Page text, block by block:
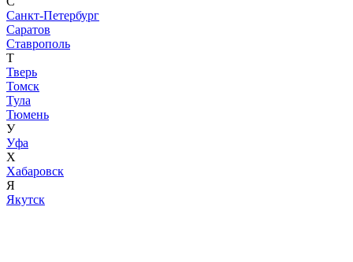
Санкт-Петербург
Саратов
Ставрополь
Т
Тверь
Томск
Тула
Тюмень
У
Уфа
Х
Хабаровск
Я
Якутск